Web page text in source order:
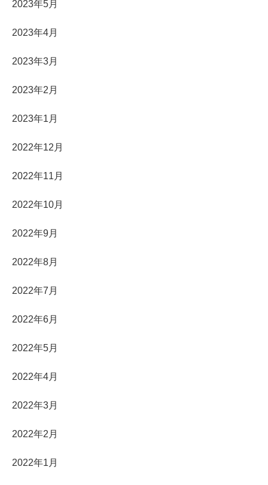
2023年5月
2023年4月
2023年3月
2023年2月
2023年1月
2022年12月
2022年11月
2022年10月
2022年9月
2022年8月
2022年7月
2022年6月
2022年5月
2022年4月
2022年3月
2022年2月
2022年1月